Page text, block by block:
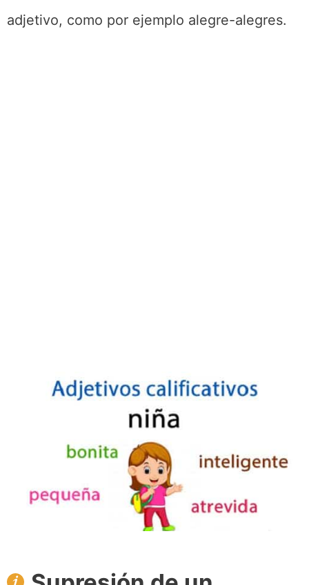
adjetivo, como por ejemplo alegre-alegres.